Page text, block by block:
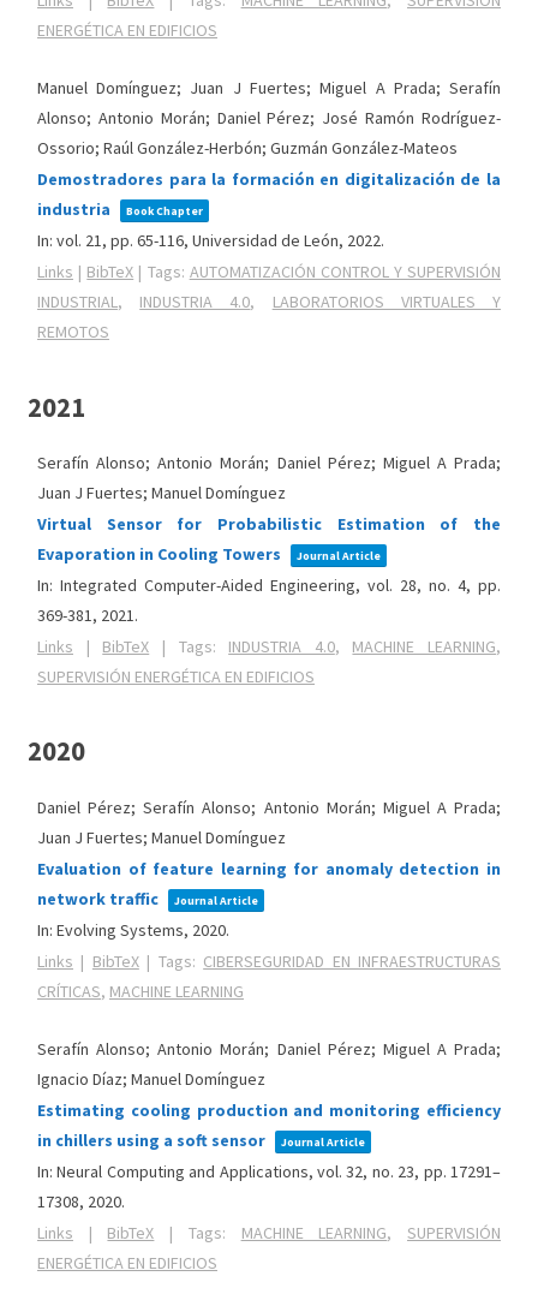
ENERGÉTICA EN EDIFICIOS
Manuel Domínguez; Juan J Fuertes; Miguel A Prada; Serafín
Alonso; Antonio Morán; Daniel Pérez; José Ramón Rodríguez-
Ossorio; Raúl González-Herbón; Guzmán González-Mateos
Demostradores para la formación en digitalización de la
industria
Book Chapter
In: vol. 21, pp. 65-116, Universidad de León, 2022.
Links | BibTeX | Tags: AUTOMATIZACIÓN CONTROL Y SUPERVISIÓN
INDUSTRIAL, INDUSTRIA 4.0, LABORATORIOS VIRTUALES Y
REMOTOS
2021
Serafín Alonso; Antonio Morán; Daniel Pérez; Miguel A Prada;
Juan J Fuertes; Manuel Domínguez
Virtual Sensor for Probabilistic Estimation of the
Evaporation in Cooling Towers
Journal Article
In: Integrated Computer-Aided Engineering,vol. 28,no. 4,pp.
369-381, 2021.
Links | BibTeX | Tags: INDUSTRIA 4.0, MACHINE LEARNING,
SUPERVISIÓN ENERGÉTICA EN EDIFICIOS
2020
Daniel Pérez; Serafín Alonso; Antonio Morán; Miguel A Prada;
Juan J Fuertes; Manuel Domínguez
Evaluation of feature learning for anomaly detection in
network traffic
Journal Article
In: Evolving Systems, 2020.
Links | BibTeX| Tags: CIBERSEGURIDAD EN INFRAESTRUCTURAS
CRÍTICAS, MACHINE LEARNING
Serafín Alonso; Antonio Morán; Daniel Pérez; Miguel A Prada;
Ignacio Díaz; Manuel Domínguez
Estimating cooling production and monitoring efficiency
in chillers using a soft sensor
Journal Article
In:Neural Computing and Applications,vol. 32, no. 23, pp. 17291–
17308, 2020.
Links | BibTeX | Tags: MACHINE LEARNING,SUPERVISIÓN
ENERGÉTICA EN EDIFICIOS